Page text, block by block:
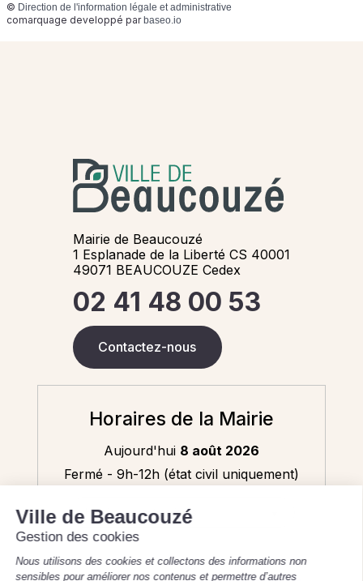
© Direction de l'information légale et administrative
comarquage developpé par baseo.io
Mairie de Beaucouzé
1 Esplanade de la Liberté CS 40001
49071 BEAUCOUZE Cedex
02 41 48 00 53
Contactez-nous
Horaires de la Mairie
Aujourd'hui 8 août 2026
Fermé - 9h-12h (état civil uniquement)